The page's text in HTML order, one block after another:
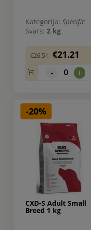
Kategorija: Specific
Svars: 2 kg
€26.51 €21.21
- 0 +
-20%
CXD-S Adult Small
Breed 1 kg